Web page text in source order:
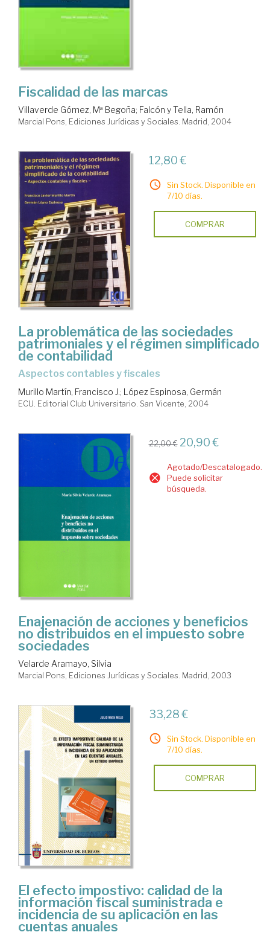
Fiscalidad de las marcas
Villaverde Gómez, Mª Begoña; Falcón y Tella, Ramón
Marcial Pons, Ediciones Jurídicas y Sociales. Madrid, 2004
12,80 €
Sin Stock. Disponible en
7/10 días.
COMPRAR
La problemática de las sociedades
patrimoniales y el régimen simplificado
de contabilidad
aspectos contables y fiscales
Murillo Martín, Francisco J.; López Espinosa, Germán
ECU. Editorial Club Universitario. San Vicente, 2004
22,00 € 20,90 €
Agotado/Descatalogado.
Puede solicitar
búsqueda.
Enajenación de acciones y beneficios
no distribuidos en el impuesto sobre
sociedades
Velarde Aramayo, Silvia
Marcial Pons, Ediciones Jurídicas y Sociales. Madrid, 2003
33,28 €
Sin Stock. Disponible en
7/10 días.
COMPRAR
El efecto impostivo: calidad de la
información fiscal suministrada e
incidencia de su aplicación en las
cuentas anuales